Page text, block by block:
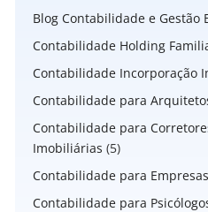
Blog Contabilidade e Gestão
Contabilidade Holding
Contabilidade Incorporação
Contabilidade para
Contabilidade para
Imobiliárias (5)
Contabilidade para
Contabilidade para